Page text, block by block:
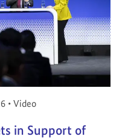
am:
• Video
in Support of